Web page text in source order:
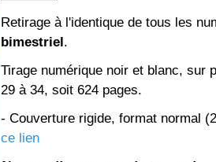
Retirage à l'identique de tous les
bimestriel.
Tirage numérique noir et blanc, sur
29 à 34, soit 624 pages.
- Couverture rigide, format normal
ce lien